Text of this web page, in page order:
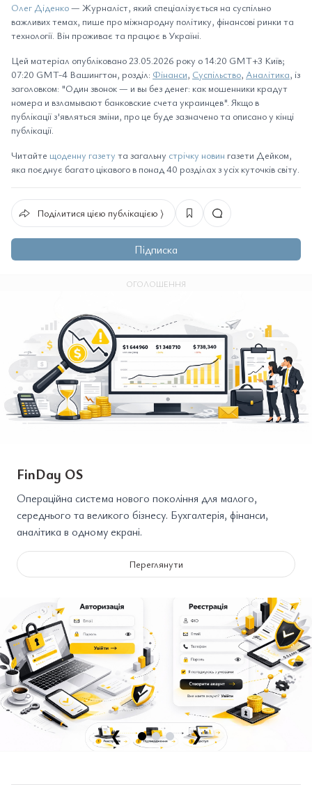
Олег Діденко— Журналіст, який спеціалізується на суспільно
важливих темах, пише про міжнародну політику, фінансові ринки та
технології. Він проживає та працює в Україні.
Цей матеріал опубліковано 23.05.2026 року о 14:20 GMT+3 Київ;
07:20 GMT-4 Вашингтон, розділ: Фінанси, Суспільство, Аналітика, із
заголовком: "Один звонок — и вы без денег: как мошенники крадут
номера и взламывают банковские счета украинцев". Якщо в
публікації з'являться зміни, про це буде зазначено та описано у кінці
публікації.
Читайте щоденну газету та загальну стрічку новин газети Дейком,
яка поєднує багато цікавого в понад 40 розділах з усіх куточків світу.
Поділитися цією публікацією ⟩
Підписка
ОГОЛОШЕННЯ
FinDay OS
Операційна система нового покоління для малого,
середнього та великого бізнесу. Бухгалтерія, фінанси,
аналітика в одному екрані.
Переглянути
❮ ❯